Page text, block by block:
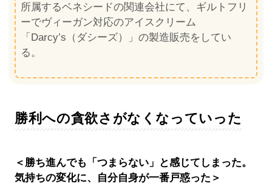
所属するベネシードの関連会社にて、ギルトフリ
ーでヴィーガン対応のアイスクリーム
「Darcy’s（ダシーズ）」の製造販売をしてい
る。
勝利への貪欲さがなくなっていった
＜勝ち進んでも「つまらない」と感じてしまった。
気持ちの変化に、自分自身が一番戸惑った＞